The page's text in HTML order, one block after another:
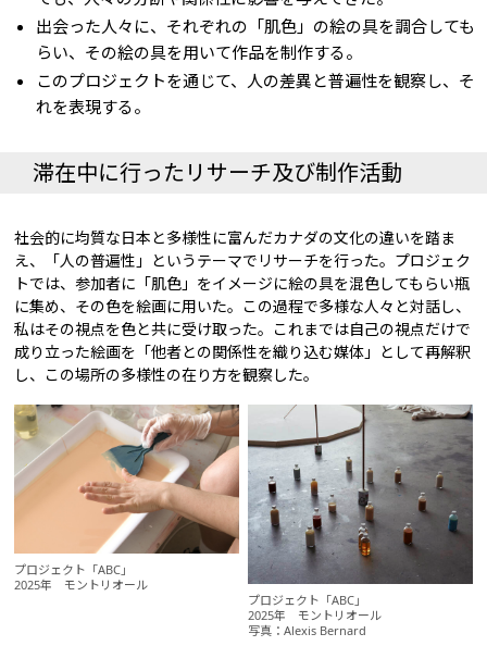
出会った人々に、それぞれの「肌色」の絵の具を調合しても
らい、その絵の具を用いて作品を制作する。
このプロジェクトを通じて、人の差異と普遍性を観察し、そ
れを表現する。
滞在中に行ったリサーチ及び制作活動
社会的に均質な日本と多様性に富んだカナダの文化の違いを踏ま
え、「人の普遍性」というテーマでリサーチを行った。プロジェク
トでは、参加者に「肌色」をイメージに絵の具を混色してもらい瓶
に集め、その色を絵画に用いた。この過程で多様な人々と対話し、
私はその視点を色と共に受け取った。これまでは自己の視点だけで
成り立った絵画を「他者との関係性を織り込む媒体」として再解釈
し、この場所の多様性の在り方を観察した。
プロジェクト「ABC」
2025年 モントリオール
プロジェクト「ABC」
2025年 モントリオール
写真：Alexis Bernard